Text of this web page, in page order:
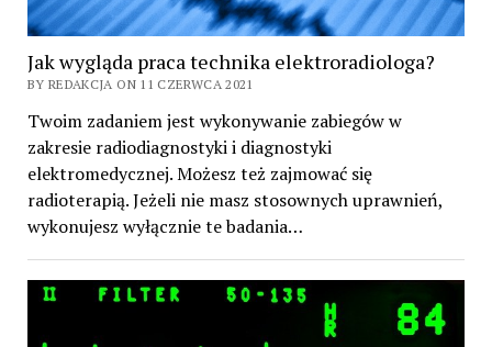
Jak wygląda praca technika elektroradiologa?
BY REDAKCJA ON 11 CZERWCA 2021
Twoim zadaniem jest wykonywanie zabiegów w
zakresie radiodiagnostyki i diagnostyki
elektromedycznej. Możesz też zajmować się
radioterapią. Jeżeli nie masz stosownych uprawnień,
wykonujesz wyłącznie te badania…